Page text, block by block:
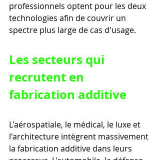
professionnels optent pour les deux
technologies afin de couvrir un
spectre plus large de cas d'usage.
Les secteurs qui
recrutent en
fabrication additive
L'aérospatiale, le médical, le luxe et
l'architecture intègrent massivement
la fabrication additive dans leurs